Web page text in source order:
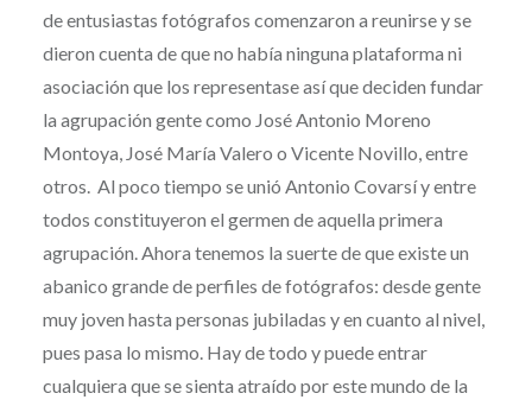
de entusiastas fotógrafos comenzaron a reunirse y se
dieron cuenta de que no había ninguna plataforma ni
asociación que los representase así que deciden fundar
la agrupación gente como José Antonio Moreno
Montoya, José María Valero o Vicente Novillo, entre
otros. Al poco tiempo se unió Antonio Covarsí y entre
todos constituyeron el germen de aquella primera
agrupación. Ahora tenemos la suerte de que existe un
abanico grande de perfiles de fotógrafos: desde gente
muy joven hasta personas jubiladas y en cuanto al nivel,
pues pasa lo mismo. Hay de todo y puede entrar
cualquiera que se sienta atraído por este mundo de la